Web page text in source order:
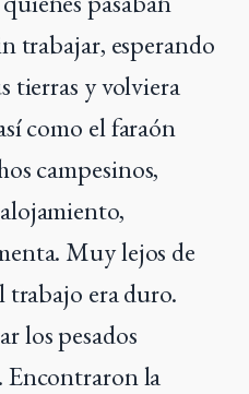
trabajar, esperando
tierras y volviera
como el faraón
campesinos,
Muy lejos de
trabajo era duro.
los pesados
Encontraron la